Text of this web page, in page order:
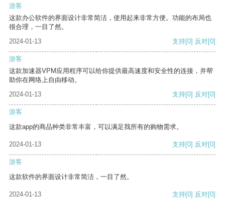
游客
这款办公软件的界面设计非常简洁，使用起来非常方便。功能的布局也
很合理，一目了然。
2024-01-13
支持[0] 反对[0]
游客
这款加速器VPM应用程序可以给你提供最高速度和安全性的连接，并帮
助你在网络上自由移动。
2024-01-13
支持[0] 反对[0]
游客
这款app的商品种类非常丰富，可以满足我所有的购物需求。
2024-01-13 支持[0] 反对[0]
游客
这款软件的界面设计非常简洁，一目了然。
2024-01-13 支持[0] 反对[0]